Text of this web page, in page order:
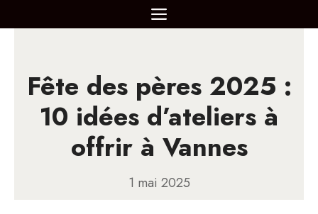
au
MENU
Fête des pères 2025 :
10 idées d’ateliers à
offrir à Vannes
1 mai 2025